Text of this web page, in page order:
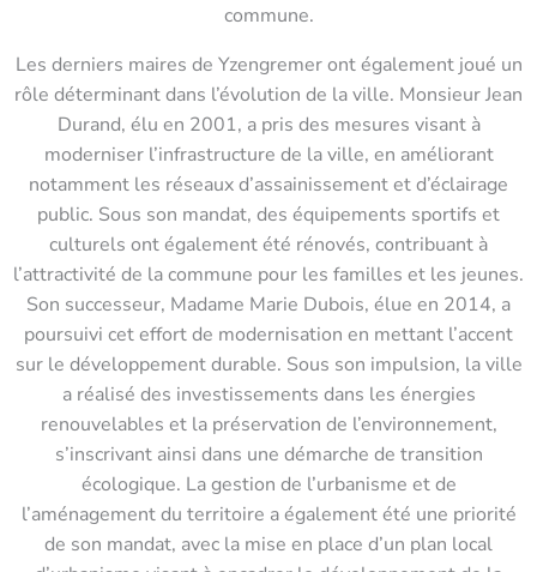
commune.
Les derniers maires de Yzengremer ont également joué un
rôle déterminant dans l’évolution de la ville. Monsieur Jean
Durand, élu en 2001, a pris des mesures visant à
moderniser l’infrastructure de la ville, en améliorant
notamment les réseaux d’assainissement et d’éclairage
public. Sous son mandat, des équipements sportifs et
culturels ont également été rénovés, contribuant à
l’attractivité de la commune pour les familles et les jeunes.
Son successeur, Madame Marie Dubois, élue en 2014, a
poursuivi cet effort de modernisation en mettant l’accent
sur le développement durable. Sous son impulsion, la ville
a réalisé des investissements dans les énergies
renouvelables et la préservation de l’environnement,
s’inscrivant ainsi dans une démarche de transition
écologique. La gestion de l’urbanisme et de
l’aménagement du territoire a également été une priorité
de son mandat, avec la mise en place d’un plan local